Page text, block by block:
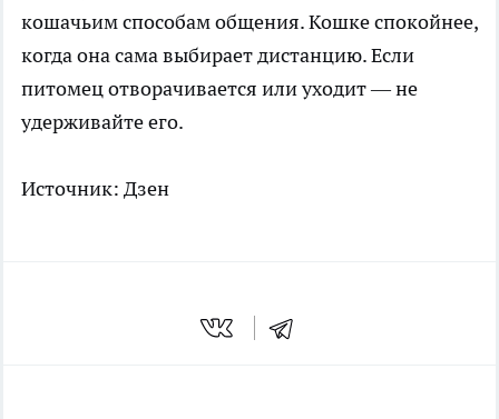
кошачьим способам общения. Кошке спокойнее,
когда она сама выбирает дистанцию. Если
питомец отворачивается или уходит — не
удерживайте его.
Источник: Дзен